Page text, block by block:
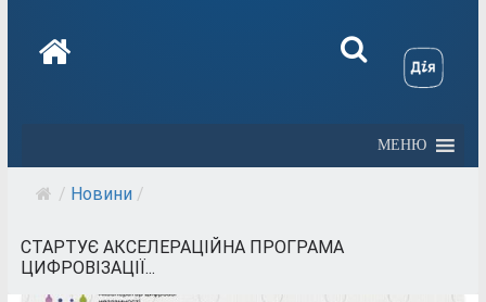
МЕНЮ
/ Новини /
СТАРТУЄ АКСЕЛЕРАЦІЙНА ПРОГРАМА
ЦИФРОВІЗАЦІЇ...